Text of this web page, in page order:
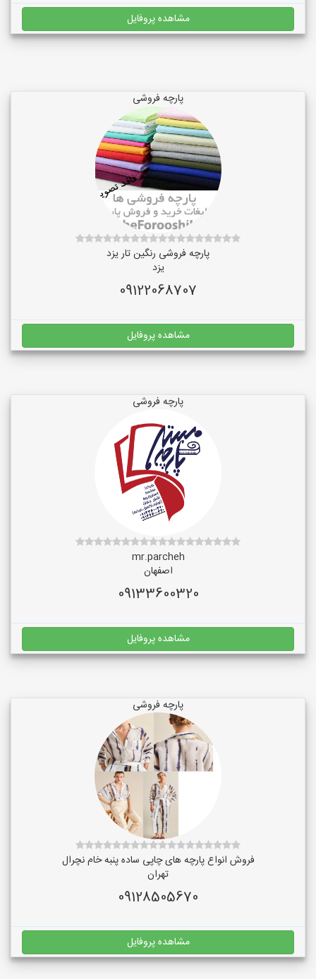
مشاهده پروفایل
پارچه فروشی
پارچه فروشی رنگین تار یزد
یزد
09122068707
مشاهده پروفایل
پارچه فروشی
mr.parcheh
اصفهان
09133600320
مشاهده پروفایل
پارچه فروشی
فروش انواع پارچه های چاپی ساده پنبه خام نچرال
تهران
09128505670
مشاهده پروفایل